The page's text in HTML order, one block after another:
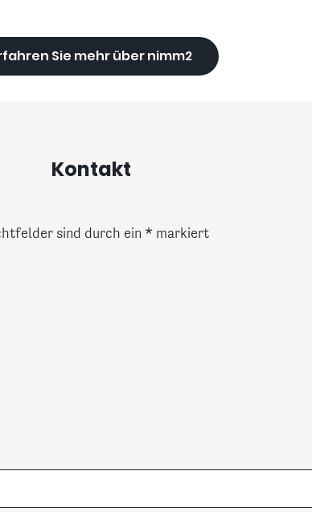
Sie mehr über nimm2
Kontakt
sind durch ein markiert